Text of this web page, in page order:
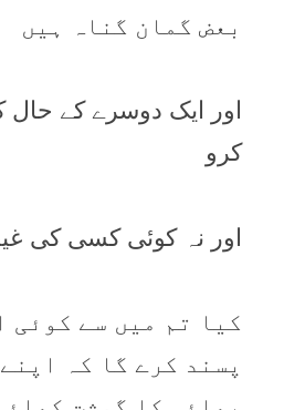
بعض گمان گناہ ہیں
اور ایک دوسرے کے حال
کرو
اور نہ کوئی کسی کی
کیا تم میں سے کوئی
پسند کرے گا کہ